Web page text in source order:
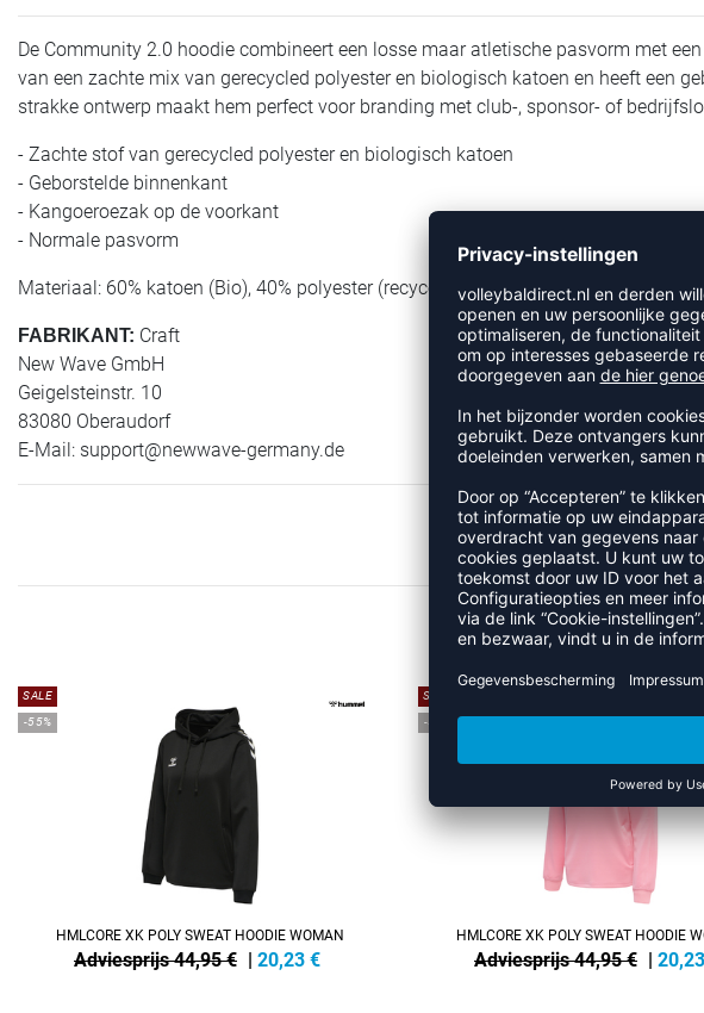
De Community 2.0 hoodie combineert een losse maar atletische pasvorm met
van een zachte mix van gerecycled polyester en biologisch katoen en heeft een
strakke ontwerp maakt hem perfect voor branding met club-, sponsor- of
- Zachte stof van gerecycled polyester en biologisch katoen
- Geborstelde binnenkant
- Kangoeroezak op de voorkant
- Normale pasvorm
Materiaal: 60% katoen (Bio), 40% polyester (recyceld)
FABRIKANT: Craft
New Wave GmbH
Geigelsteinstr. 10
83080 Oberaudorf
E-Mail: support@newwave-germany.de
MEER UIT
SALE
-55%
HMLCORE XK POLY SWEAT HOODIE WOMAN
Adviesprijs 44,95 € | 20,23 €
SALE
-55%
HMLCORE XK POLY SWEAT HOODIE
Adviesprijs 44,95 € | 20,23